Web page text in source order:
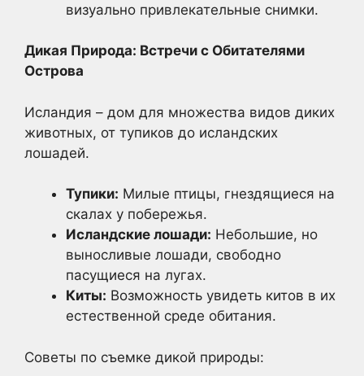
визуально привлекательные снимки.
Дикая Природа: Встречи с Обитателями
Острова
Исландия – дом для множества видов диких
животных, от тупиков до исландских
лошадей.
Тупики: Милые птицы, гнездящиеся на
скалах у побережья.
Исландские лошади: Небольшие, но
выносливые лошади, свободно
пасущиеся на лугах.
Киты: Возможность увидеть китов в их
естественной среде обитания.
Советы по съемке дикой природы: